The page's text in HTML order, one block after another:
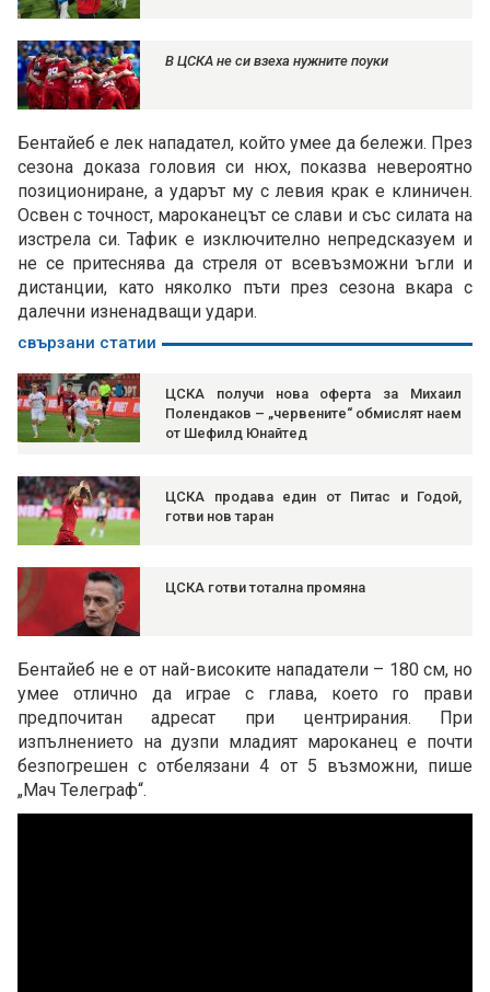
В ЦСКА не си взеха нужните поуки
Бентайеб е лек нападател, който умее да бележи. През
сезона доказа головия си нюх, показва невероятно
позициониране, а ударът му с левия крак е клиничен.
Освен с точност, мароканецът се слави и със силата на
изстрела си. Тафик е изключително непредсказуем и
не се притеснява да стреля от всевъзможни ъгли и
дистанции, като няколко пъти през сезона вкара с
далечни изненадващи удари.
свързани статии
ЦСКА получи нова оферта за Михаил
Полендаков – „червените“ обмислят наем
от Шефилд Юнайтед
ЦСКА продава един от Питас и Годой,
готви нов таран
ЦСКА готви тотална промяна
Бентайеб не е от най-високите нападатели – 180 см, но
умее отлично да играе с глава, което го прави
предпочитан адресат при центрирания. При
изпълнението на дузпи младият мароканец е почти
безпогрешен с отбелязани 4 от 5 възможни, пише
„Мач Телеграф“.